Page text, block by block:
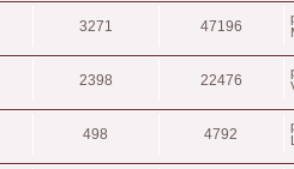
3271 47196
2398 22476
498 4792